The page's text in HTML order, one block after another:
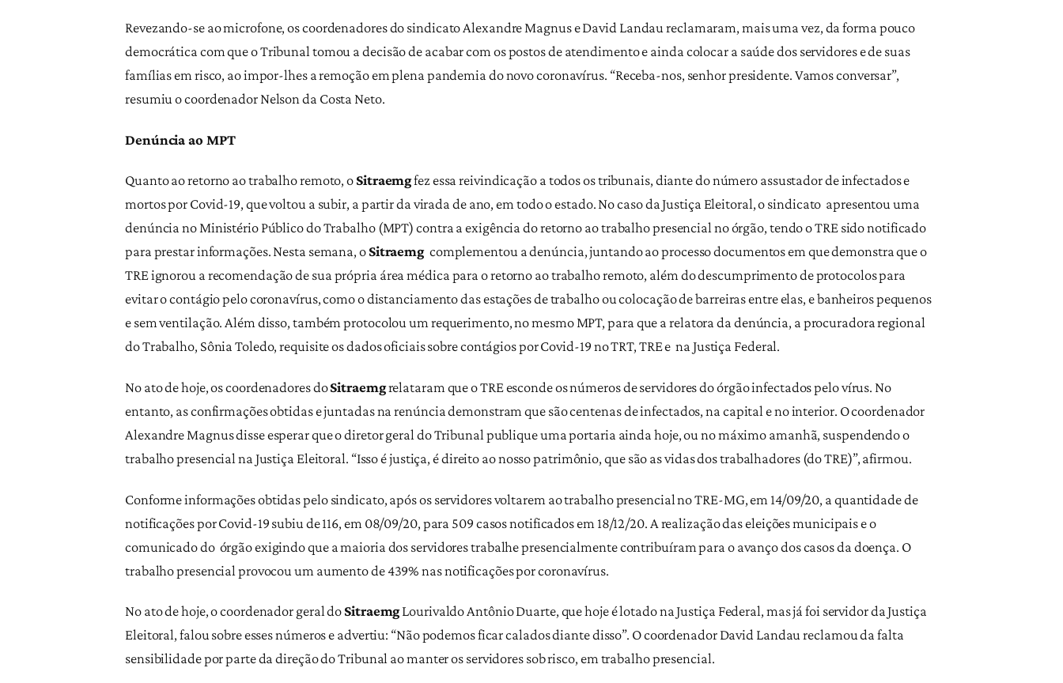
Revezando-se ao microfone, os coordenadores do sindicato Alexandre Magnus e David Landau reclamaram, mais uma vez, da forma pouco
democrática com que o Tribunal tomou a decisão de acabar com os postos de atendimento e ainda colocar a saúde dos servidores e de suas
famílias em risco, ao impor-lhes a remoção em plena pandemia do novo coronavírus. “Receba-nos, senhor presidente. Vamos conversar”,
resumiu o coordenador Nelson da Costa Neto.
Denúncia ao MPT
Quanto ao retorno ao trabalho remoto, oSitraemgfez essa reivindicação a todos os tribunais, diante do número assustador de infectados e
mortos por Covid-19, que voltou a subir, a partir da virada de ano, em todo o estado. No caso da Justiça Eleitoral, o sindicato apresentou uma
denúncia no Ministério Público do Trabalho (MPT) contra a exigência do retorno ao trabalho presencial no órgão, tendo o TRE sido notificado
para prestar informações. Nesta semana, oSitraemg complementou a denúncia, juntando ao processo documentos em que demonstra que o
TRE ignorou a recomendação de sua própria área médica para o retorno ao trabalho remoto, além do descumprimento de protocolos para
evitar o contágio pelo coronavírus, como o distanciamento das estações de trabalho ou colocação de barreiras entre elas, e banheiros pequenos
e sem ventilação. Além disso, também protocolou um requerimento, no mesmo MPT, para que a relatora da denúncia, a procuradora regional
do Trabalho, Sônia Toledo, requisite os dados oficiais sobre contágios por Covid-19 no TRT, TRE e na Justiça Federal.
No ato de hoje, os coordenadores doSitraemgrelataram que o TRE esconde os números de servidores do órgão infectados pelo vírus. No
entanto, as confirmações obtidas e juntadas na renúncia demonstram que são centenas de infectados, na capital e no interior. O coordenador
Alexandre Magnus disse esperar que o diretor geral do Tribunal publique uma portaria ainda hoje, ou no máximo amanhã, suspendendo o
trabalho presencial na Justiça Eleitoral. “Isso é justiça, é direito ao nosso patrimônio, que são as vidas dos trabalhadores (do TRE)”, afirmou.
Conforme informações obtidas pelo sindicato, após os servidores voltarem ao trabalho presencial no TRE-MG, em 14/09/20, a quantidade de
notificações por Covid-19 subiu de 116, em 08/09/20, para 509 casos notificados em 18/12/20. A realização das eleições municipais e o
comunicado do órgão exigindo que a maioria dos servidores trabalhe presencialmente contribuíram para o avanço dos casos da doença. O
trabalho presencial provocou um aumento de 439% nas notificações por coronavírus.
No ato de hoje, o coordenador geral doSitraemgLourivaldo Antônio Duarte, que hoje é lotado na Justiça Federal, mas já foi servidor da Justiça
Eleitoral, falou sobre esses números e advertiu: “Não podemos ficar calados diante disso”. O coordenador David Landau reclamou da falta
sensibilidade por parte da direção do Tribunal ao manter os servidores sob risco, em trabalho presencial.